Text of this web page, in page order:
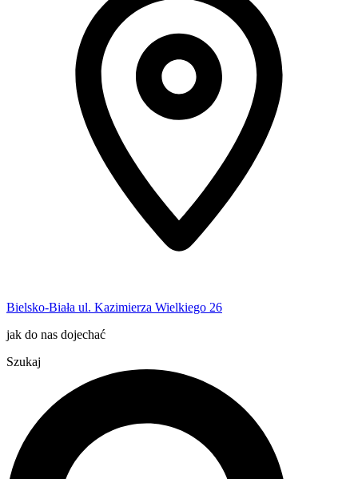
Bielsko-Biała ul. Kazimierza Wielkiego 26
jak do nas dojechać
Szukaj